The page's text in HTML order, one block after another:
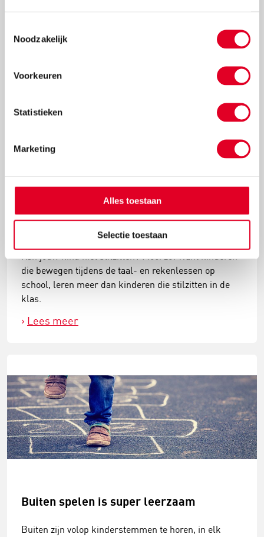
Noodzakelijk
Voorkeuren
Statistieken
Marketing
Alles toestaan
Selectie toestaan
Lees meer
Waarom bewegend leren werkt
Kan jouw kind niet stilzitten? Mooi zo! Want kinderen
die bewegen tijdens de taal- en rekenlessen op
school, leren meer dan kinderen die stilzitten in de
klas.
Lees meer
Buiten spelen is super leerzaam
Buiten zijn volop kinderstemmen te horen, in elk